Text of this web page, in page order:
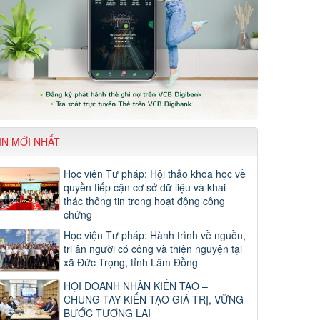
MỚI NHẤT
Học viện Tư pháp: Hội thảo khoa học về
quyền tiếp cận cơ sở dữ liệu và khai
thác thông tin trong hoạt động công
chứng
Học viện Tư pháp: Hành trình về nguồn,
tri ân người có công và thiện nguyện tại
xã Đức Trọng, tỉnh Lâm Đồng
HỘI DOANH NHÂN KIẾN TẠO –
CHUNG TAY KIẾN TẠO GIÁ TRỊ, VỮNG
BƯỚC TƯƠNG LAI